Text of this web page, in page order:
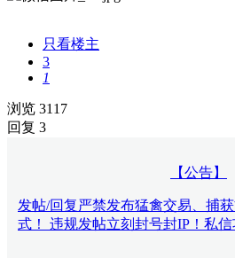
只看楼主
3
1
浏览 3117
回复 3
【公告】
发帖/回复严禁发布猛禽交易、捕
式！ 违规发帖立刻封号封IP！私信